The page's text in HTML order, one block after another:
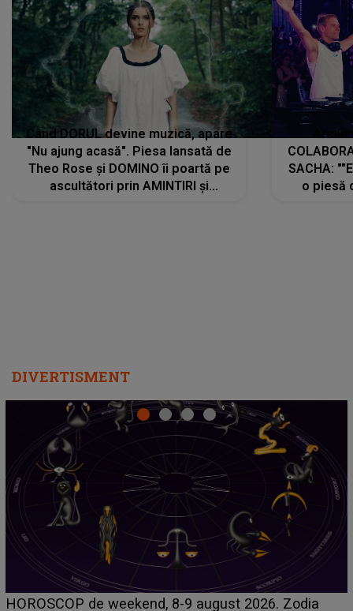
Când DORUL devine muzică, apare
"Nu ajung acasă". Piesa lansată de
Theo Rose și DOMINO îi poartă pe
ascultători prin AMINTIRI și
SACHA:
o piesă
DIVERTISMENT
Emanuel a ținut ACEST DETALIU ASCUNS până